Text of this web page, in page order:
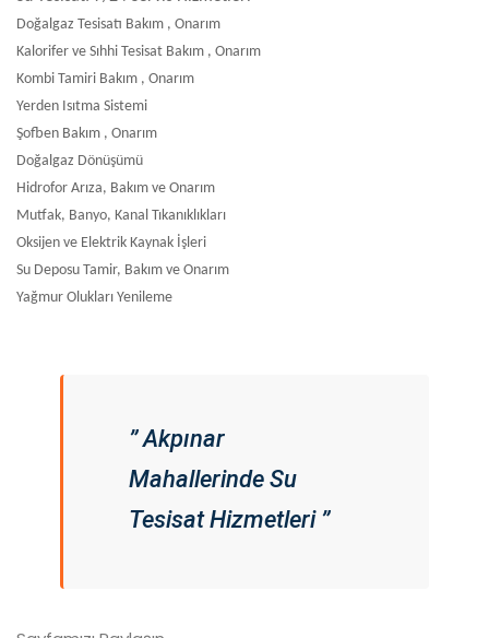
Doğalgaz Tesisatı Bakım , Onarım
Kalorifer ve Sıhhi Tesisat Bakım , Onarım
Kombi Tamiri Bakım , Onarım
Yerden Isıtma Sistemi
Şofben Bakım , Onarım
Doğalgaz Dönüşümü
Hidrofor Arıza, Bakım ve Onarım
Mutfak, Banyo, Kanal Tıkanıklıkları
Oksijen ve Elektrik Kaynak İşleri
Su Deposu Tamir, Bakım ve Onarım
Yağmur Olukları Yenileme
” Akpınar
Mahallerinde Su
Tesisat Hizmetleri ”